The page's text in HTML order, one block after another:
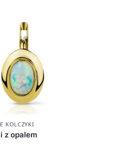
KOLCZYKI
z opalem